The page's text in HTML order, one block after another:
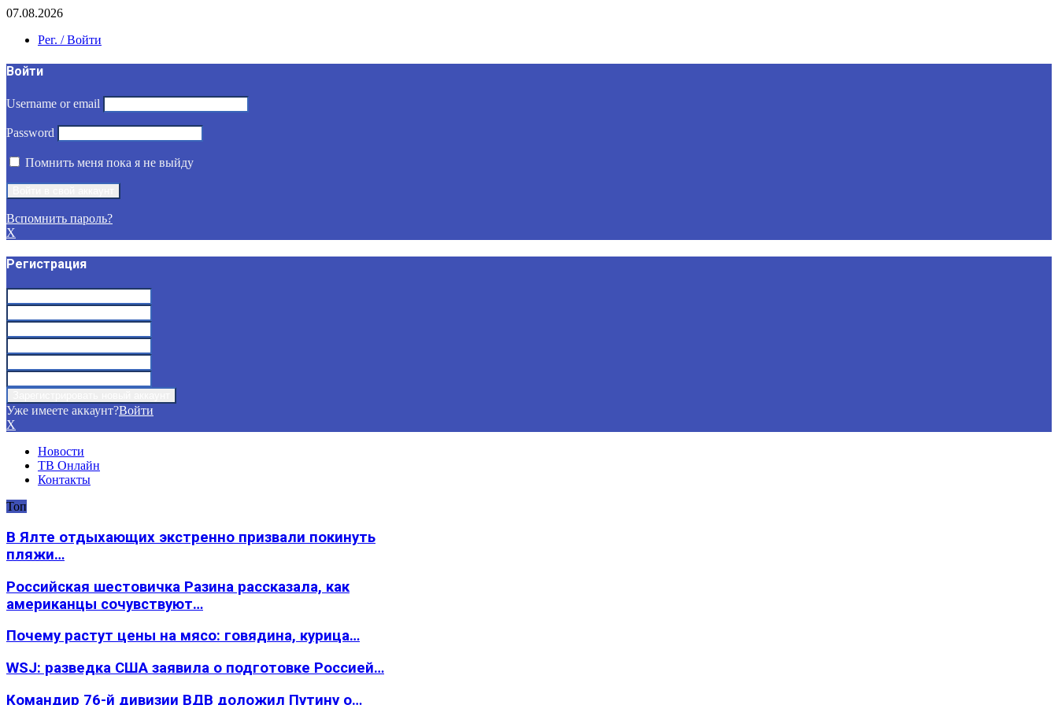
07.08.2026
Рег. / Войти
Войти
Username or email
Password
Помнить меня пока я не выйду
Вспомнить пароль?
X
Регистрация
Уже имеете аккаунт?Войти
X
Новости
ТВ Онлайн
Контакты
Топ
В Ялте отдыхающих экстренно призвали покинуть
пляжи…
Российская шестовичка Разина рассказала, как
американцы сочувствуют…
Почему растут цены на мясо: говядина, курица…
WSJ: разведка США заявила о подготовке Россией…
Командир 76-й дивизии ВДВ доложил Путину о…